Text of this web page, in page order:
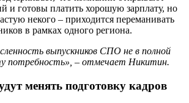
и готовы платить хорошую зарплату, но
некого – приходится переманивать
в рамках одного региона.
выпускников СПО не в полной
потребность», – отмечает Никитин.
менять подготовку кадров